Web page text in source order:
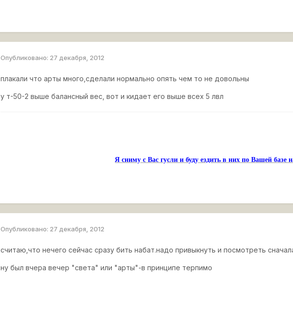
Опубликовано: 27 декабря, 2012
плакали что арты много,сделали нормально опять чем то не довольны
у т-50-2 выше балансный вес, вот и кидает его выше всех 5 лвл
Я сниму с Вас гусли и буду ездить в них по Вашей базе
Опубликовано: 27 декабря, 2012
считаю,что нечего сейчас сразу бить набат.надо привыкнуть и посмотреть
ну был вчера вечер "света" или "арты"-в принципе терпимо